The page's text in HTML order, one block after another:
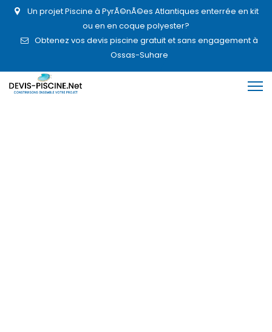
Un projet Piscine à PyrÃ©nÃ©es Atlantiques enterrée en kit
ou en en coque polyester?
Obtenez vos devis piscine gratuit et sans engagement à
Ossas-Suhare